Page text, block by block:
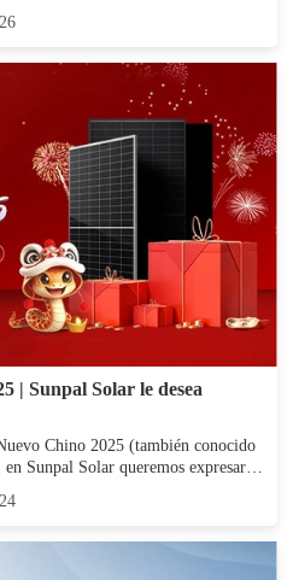
climáticas únicas de estas zonas
los rig...
| Sunpal Solar le desea
Chino 2025 (también conocido
Sunpal Solar queremos expresar
a todos nuestros clientes, socios y
esta época del año, el Año...